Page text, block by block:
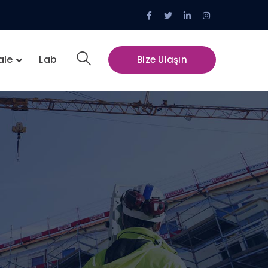
Facebook
Profile
Twitter
Profile
LinkedIn
Profile
Instagram
Profile
Bize Ulaşın
Lab